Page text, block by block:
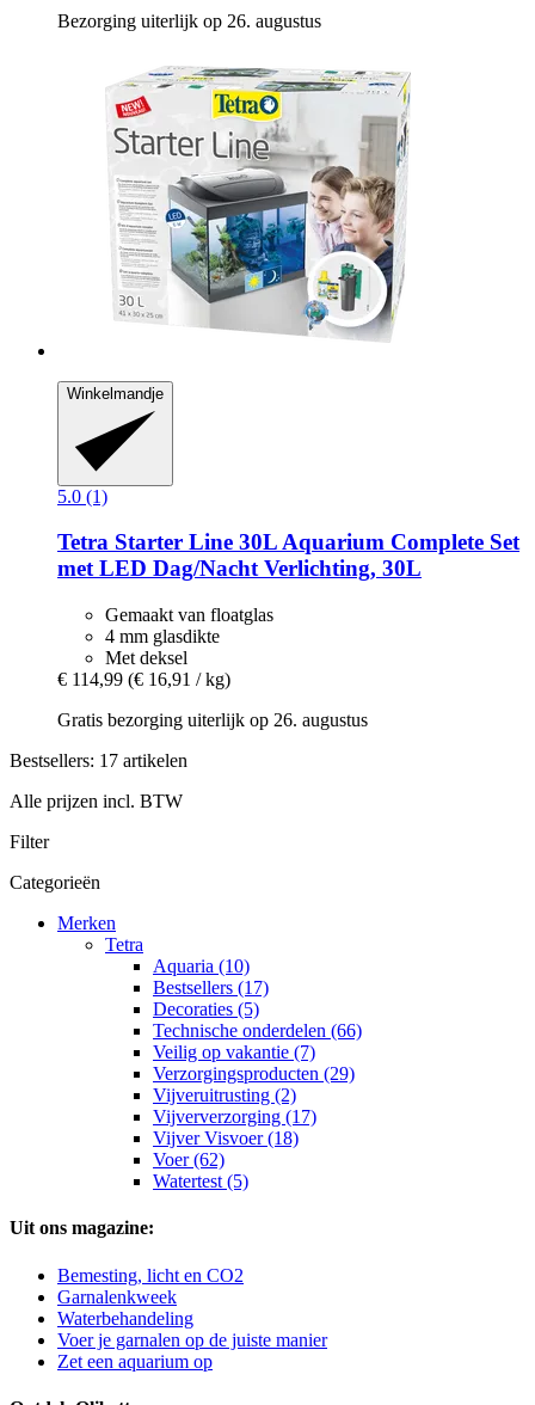
Bezorging uiterlijk op 26. augustus
Winkelmandje
5.0 (1)
Tetra Starter Line 30L Aquarium Complete Set
met LED Dag/Nacht Verlichting, 30L
Gemaakt van floatglas
4 mm glasdikte
Met deksel
€ 114,99 (€ 16,91 / kg)
Gratis bezorging uiterlijk op 26. augustus
Bestsellers: 17 artikelen
Alle prijzen incl. BTW
Filter
Categorieën
Merken
Tetra
Aquaria (10)
Bestsellers (17)
Decoraties (5)
Technische onderdelen (66)
Veilig op vakantie (7)
Verzorgingsproducten (29)
Vijveruitrusting (2)
Vijververzorging (17)
Vijver Visvoer (18)
Voer (62)
Watertest (5)
Uit ons magazine:
Bemesting, licht en CO2
Garnalenkweek
Waterbehandeling
Voer je garnalen op de juiste manier
Zet een aquarium op